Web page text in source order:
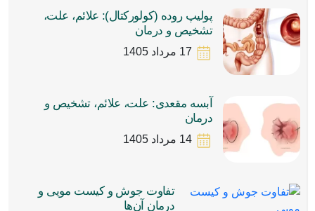
پولیپ روده (کولورکتال): علائم، علت،
تشخیص و درمان
17 مرداد 1405
آبسه مقعدی: علت، علائم، تشخیص و
درمان
14 مرداد 1405
تفاوت جوش و کیست مویی و
درمان آن‌ها